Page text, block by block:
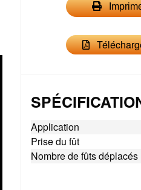
Application
Prise du fût
Nombre de fûts déplacés